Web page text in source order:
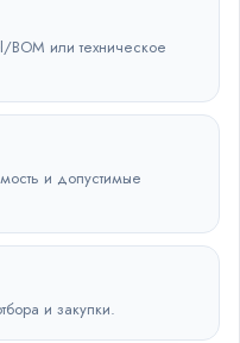
BOM или техническое
и допустимые
и закупки.